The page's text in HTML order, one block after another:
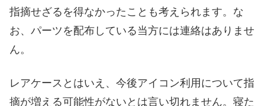
指摘せざるを得なかったことも考えられます。な
お、パーツを配布している当方には連絡はありませ
ん。
レアケースとはいえ、今後アイコン利用について指
摘が増える可能性がないとは言い切れません。寝た